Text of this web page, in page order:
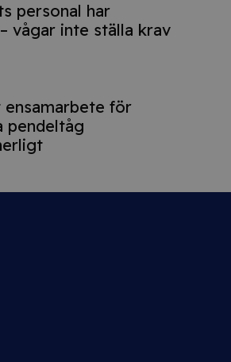
personal har
vågar inte ställa krav
för
pendeltåg